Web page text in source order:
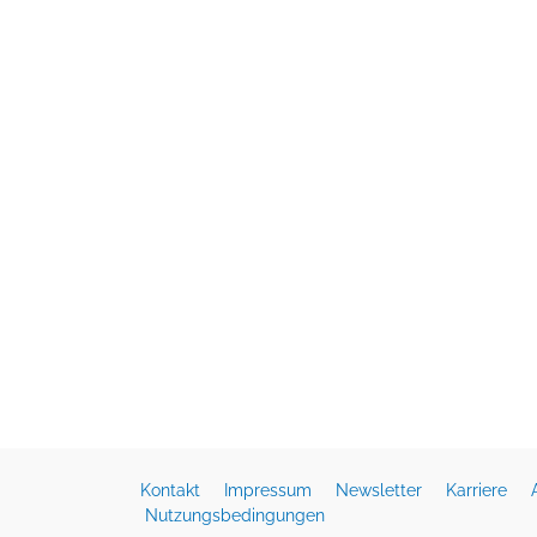
Kontakt Impressum Newsletter Karriere
Nutzungsbedingungen